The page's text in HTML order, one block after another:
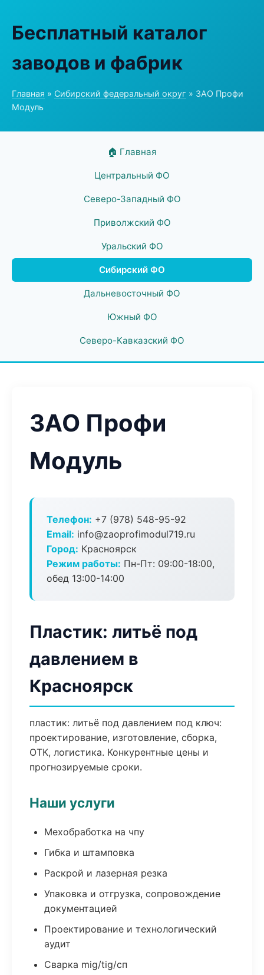
Бесплатный каталог
заводов и фабрик
Главная » Сибирский федеральный округ » ЗАО Профи
Модуль
🏠 Главная
Центральный ФО
Северо-Западный ФО
Приволжский ФО
Уральский ФО
Сибирский ФО
Дальневосточный ФО
Южный ФО
Северо-Кавказский ФО
ЗАО Профи
Модуль
Телефон: +7 (978) 548-95-92
Email: info@zaoprofimodul719.ru
Город: Красноярск
Режим работы: Пн-Пт: 09:00-18:00,
обед 13:00-14:00
Пластик: литьё под
давлением в
Красноярск
пластик: литьё под давлением под ключ:
проектирование, изготовление, сборка,
ОТК, логистика. Конкурентные цены и
прогнозируемые сроки.
Наши услуги
Мехобработка на чпу
Гибка и штамповка
Раскрой и лазерная резка
Упаковка и отгрузка, сопровождение
документацией
Проектирование и технологический
аудит
Сварка mig/tig/сп